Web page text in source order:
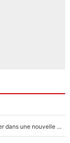
F1 - Alpine signe un accord «impensable» et va entrer dans une nouvelle dimension : Grande nouvelle pour Pierre Gasly !